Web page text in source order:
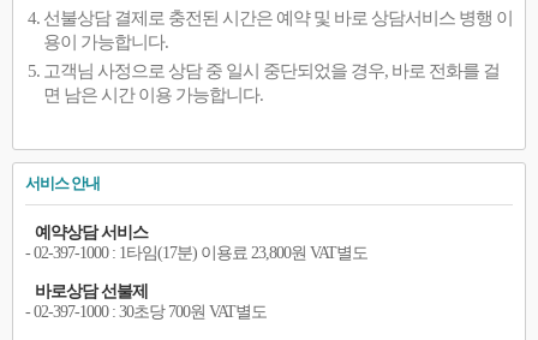
선불상담 결제로 충전된 시간은 예약 및 바로 상담서비스 병행 이
용이 가능합니다.
고객님 사정으로 상담 중 일시 중단되었을 경우, 바로 전화를 걸
면 남은 시간 이용 가능합니다.
서비스 안내
예약상담 서비스
- 02-397-1000 : 1타임(17분) 이용료 23,800원 VAT별도
바로상담 선불제
- 02-397-1000 : 30초당 700원 VAT별도